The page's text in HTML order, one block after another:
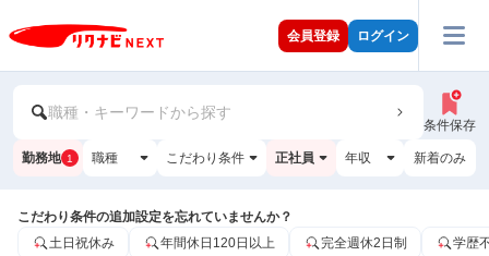
会員登録 ログイン
職種・キーワードから探す
条件保存
勤務地 1 職種 こだわり条件 正社員 年収 新着のみ
こだわり条件の追加設定を忘れていませんか？
土日祝休み
年間休日120日以上 完全週休2日制 学歴